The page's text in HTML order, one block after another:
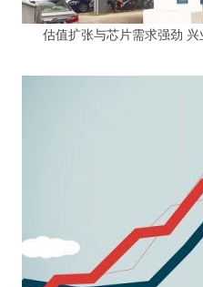
估值扩张与芯片需求强劲